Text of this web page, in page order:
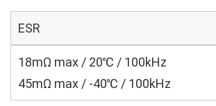
ESR
18mΩ max / 20℃ / 100kHz
45mΩ max / -40℃ / 100kHz